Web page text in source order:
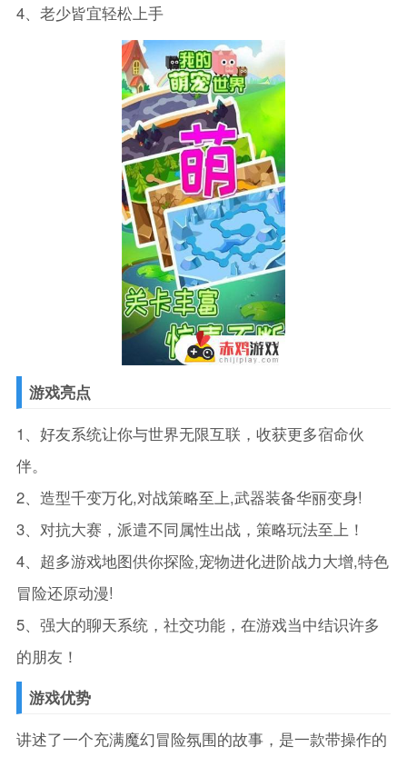
4、老少皆宜轻松上手
游戏亮点
1、好友系统让你与世界无限互联，收获更多宿命伙
伴。
2、造型千变万化,对战策略至上,武器装备华丽变身!
3、对抗大赛，派遣不同属性出战，策略玩法至上！
4、超多游戏地图供你探险,宠物进化进阶战力大增,特色
冒险还原动漫!
5、强大的聊天系统，社交功能，在游戏当中结识许多
的朋友！
游戏优势
讲述了一个充满魔幻冒险氛围的故事，是一款带操作的